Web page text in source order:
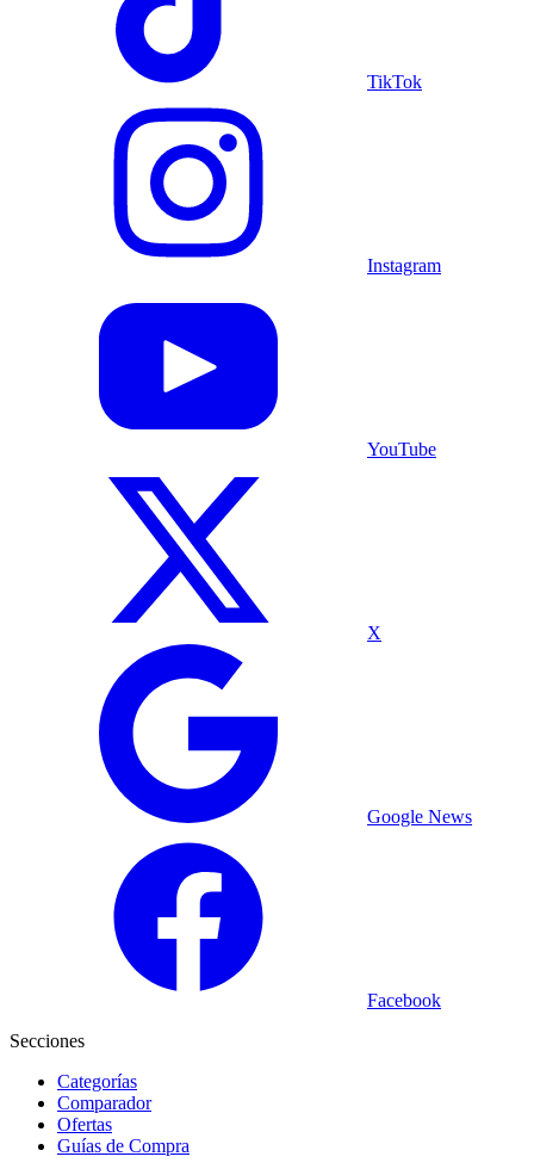
TikTok
Instagram
YouTube
X
Google News
Facebook
Secciones
Categorías
Comparador
Ofertas
Guías de Compra